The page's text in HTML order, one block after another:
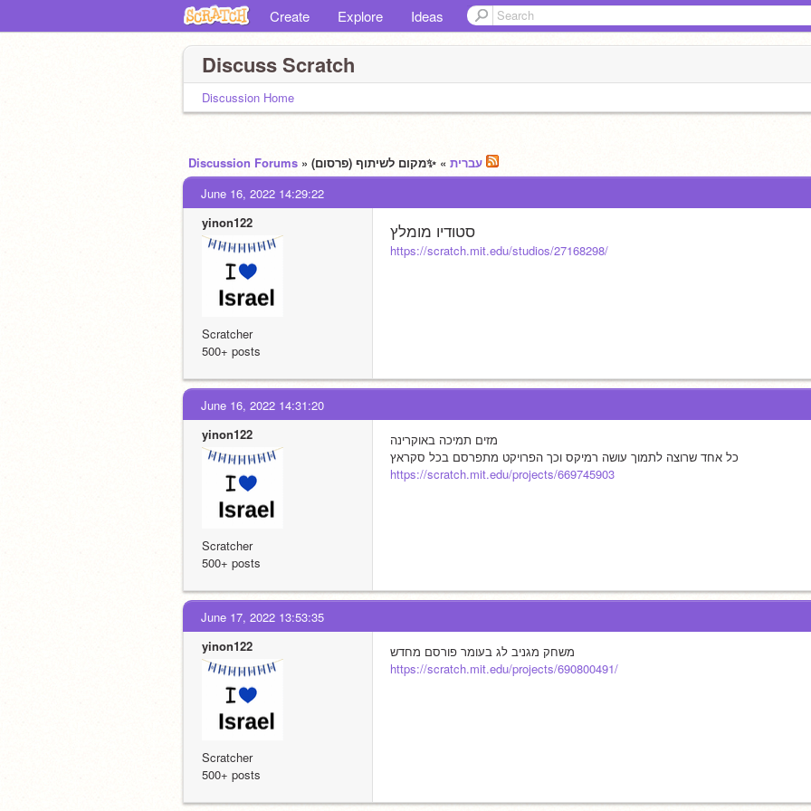
Create Explore Ideas
Discuss Scratch
Discussion Home
Discussion Forums » עברית
June 16, 2022 14:29:22
yinon122
Scratcher
500+ posts
סטודיו מומלץ
https://scratch.mit.edu/studios/27168298/
June 16, 2022 14:31:20
yinon122
Scratcher
500+ posts
מזים תמיכה באוקרינה
כל אחד שרוצה לתמוך עושה רמיקס וכך הפרויקט מתפרסם בכל סקראץ
https://scratch.mit.edu/projects/669745903
June 17, 2022 13:53:35
yinon122
Scratcher
500+ posts
משחק מגניב לג בעומר פורסם מחדש
https://scratch.mit.edu/projects/690800491/